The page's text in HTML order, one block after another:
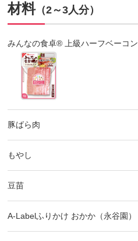
材料（2～3人分）
みんなの食卓® 上級ハーフベーコン
豚ばら肉
もやし
豆苗
A-Labelふりかけ おかか（永谷園）